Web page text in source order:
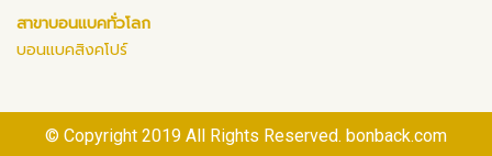
สาขาบอนแบคทั่วโลก
บอนแบคสิงคโปร์
© Copyright 2019 All Rights Reserved. bonback.com